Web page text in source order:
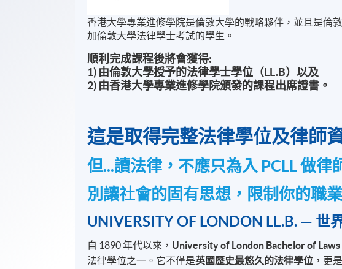
香港大學專業進修學院是倫敦大學的戰略夥伴，並且是倫
加倫敦大學法律學士考試的學生。
順利完成課程後將會獲得:
1) 由倫敦大學授予的法律學士學位（LL.B）以及
2) 由香港大學專業進修學院頒發的課程出席證書。
這是取得完整法律學位及律師
但...讀法律，不應只為入 PCLL 做律
別讓社會的固有思想，限制你的職
UNIVERSITY OF LONDON LL.B. — 世
自 1890 年代以來， University of London Bachelor of Laws
法律學位之一。它不僅是英國歷史最悠久的法律學位 ，更